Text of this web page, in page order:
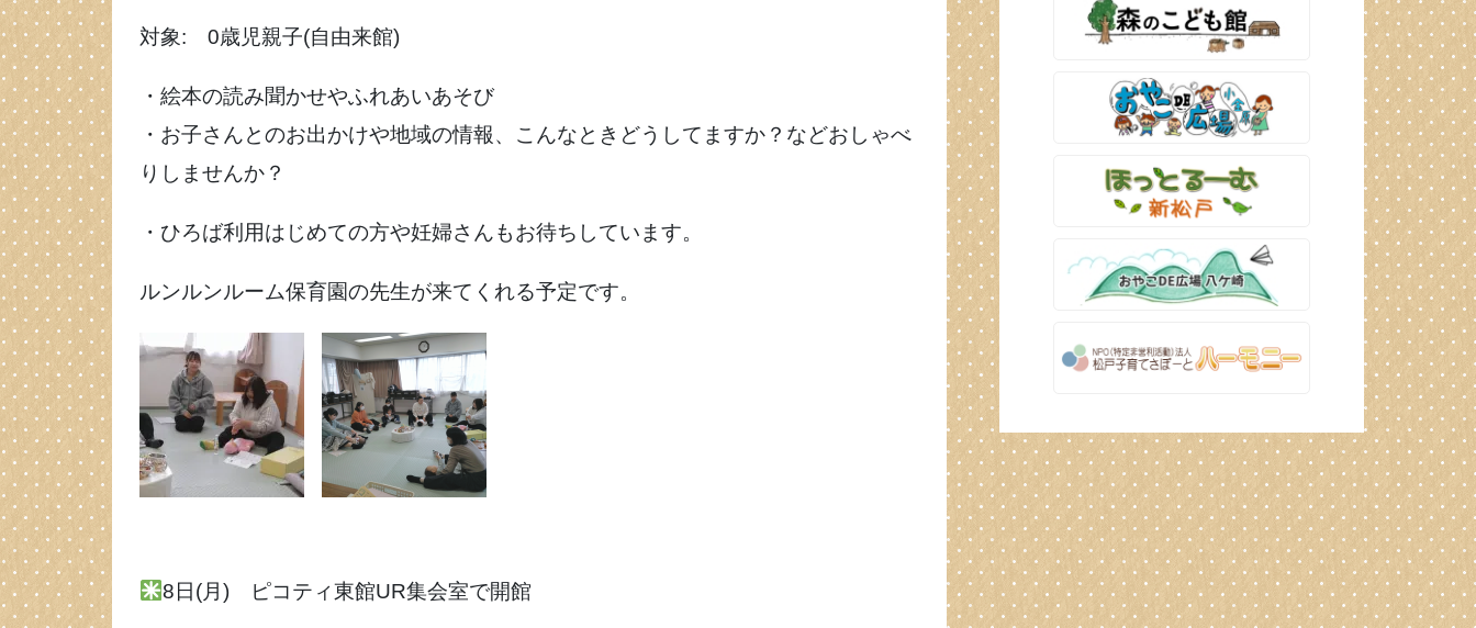
対象: 0歳児親子(自由来館)
・絵本の読み聞かせやふれあいあそび
・お子さんとのお出かけや地域の情報、こんなときどうしてますか？などおしゃべ
りしませんか？
・ひろば利用はじめての方や妊婦さんもお待ちしています。
ルンルンルーム保育園の先生が来てくれる予定です。
8日(月) ピコティ東館UR集会室で開館